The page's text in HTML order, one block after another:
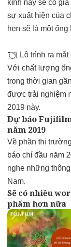
kính này sẽ có
sự xuất hiện của
hẹn sẽ là một
Lộ trình ra
Với chất lượng
trong thời gian
được trải nghiệm
2019 này.
Dự báo
năm 2019
Về phần thị
báo chí đầu năm
nghe những
Nam.
Sẽ có nhiều
phẩm hơn nữa